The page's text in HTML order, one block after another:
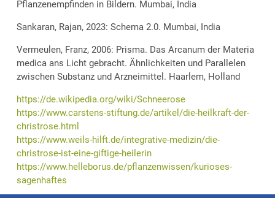
Pflanzenempfinden in Bildern. Mumbai, India
Sankaran, Rajan, 2023: Schema 2.0. Mumbai, India
Vermeulen, Franz, 2006: Prisma. Das Arcanum der Materia
medica ans Licht gebracht. Ähnlichkeiten und Parallelen
zwischen Substanz und Arzneimittel. Haarlem, Holland
https://de.wikipedia.org/wiki/Schneerose
https://www.carstens-stiftung.de/artikel/die-heilkraft-der-
christrose.html
https://www.weils-hilft.de/integrative-medizin/die-
christrose-ist-eine-giftige-heilerin
https://www.helleborus.de/pflanzenwissen/kurioses-
sagenhaftes